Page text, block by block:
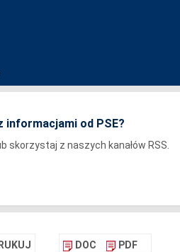
informacjami od PSE?
skorzystaj z naszych kanałów RSS.
DOC PDF